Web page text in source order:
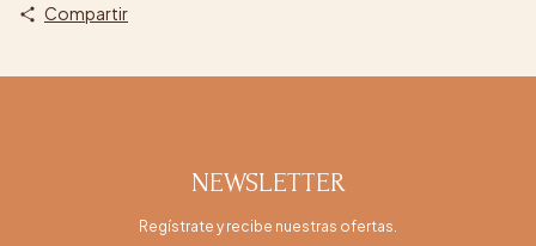
Compartir
NEWSLETTER
Regístrate y recibe nuestras ofertas.